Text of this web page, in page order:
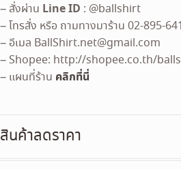
– สั่งผ่าน Line ID : @ballshirt
– โทรสั่ง หรือ ถามทางมาร้าน 02-895-
– อีเมล BallShirt.net@gmail.com
– Shopee: http://shopee.co.th/
– แผนที่ร้าน คลิกที่นี่
สินค้าลดราคา